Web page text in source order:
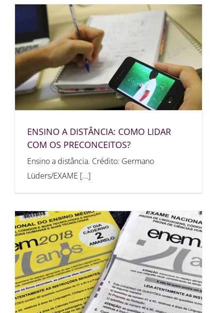
ENSINO A DISTÂNCIA: COMO LIDAR
COM OS PRECONCEITOS?
Ensino a distância. Crédito: Germano
Lüders/EXAME [...]